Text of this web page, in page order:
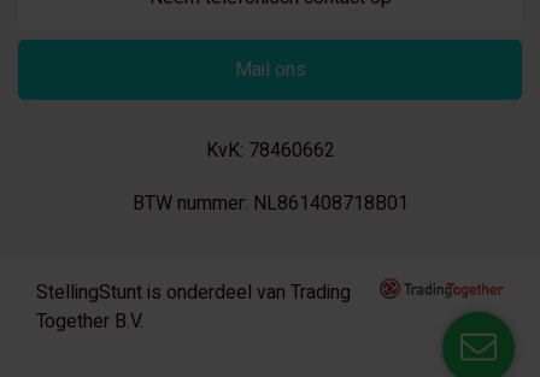
Mail ons
KvK: 78460662
BTW nummer: NL861408718B01
StellingStunt is onderdeel van Trading
Together B.V.